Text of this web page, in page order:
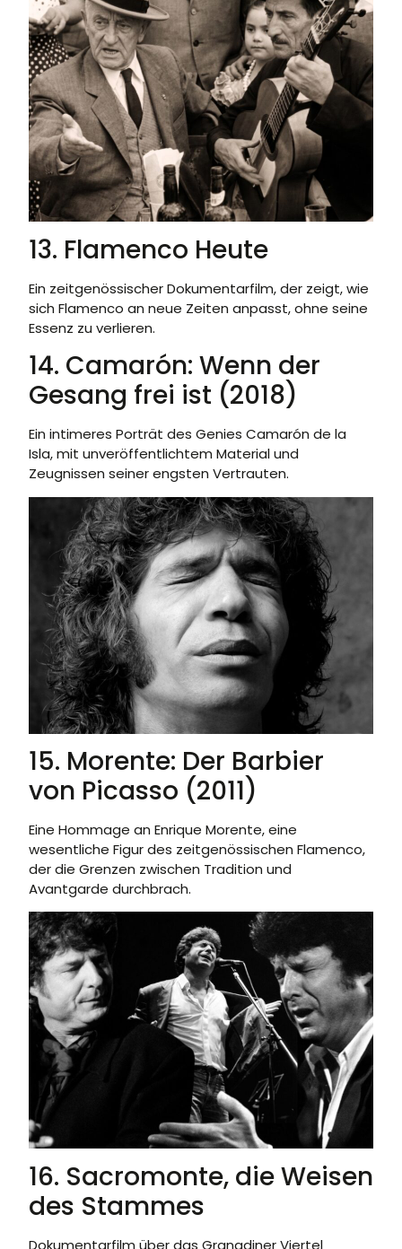
13. Flamenco Heute
Ein zeitgenössischer Dokumentarfilm, der zeigt, wie
sich Flamenco an neue Zeiten anpasst, ohne seine
Essenz zu verlieren.
14. Camarón: Wenn der
Gesang frei ist (2018)
Ein intimeres Porträt des Genies Camarón de la
Isla, mit unveröffentlichtem Material und
Zeugnissen seiner engsten Vertrauten.
15. Morente: Der Barbier
von Picasso (2011)
Eine Hommage an Enrique Morente, eine
wesentliche Figur des zeitgenössischen Flamenco,
der die Grenzen zwischen Tradition und
Avantgarde durchbrach.
16. Sacromonte, die Weisen
des Stammes
Dokumentarfilm über das Granadiner Viertel